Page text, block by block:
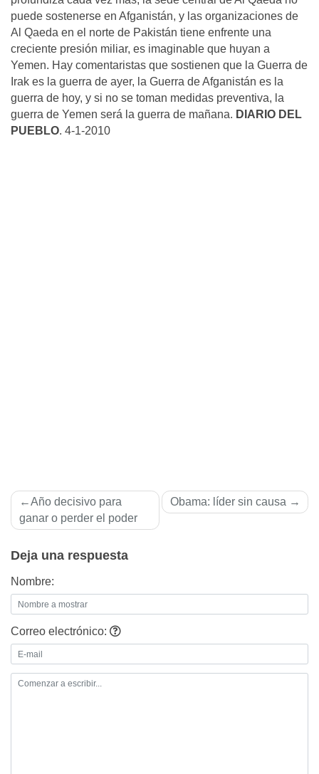
puede sostenerse en Afganistán, y las organizaciones de
Al Qaeda en el norte de Pakistán tiene enfrente una
creciente presión miliar, es imaginable que huyan a
Yemen. Hay comentaristas que sostienen que la Guerra de
Irak es la guerra de ayer, la Guerra de Afganistán es la
guerra de hoy, y si no se toman medidas preventiva, la
guerra de Yemen será la guerra de mañana. DIARIO DEL
PUEBLO. 4-1-2010
Navegación
de
Año decisivo para
ganar o perder el poder
Obama: lí­der sin causa
Deja una respuesta
Nombre:
Correo electrónico: